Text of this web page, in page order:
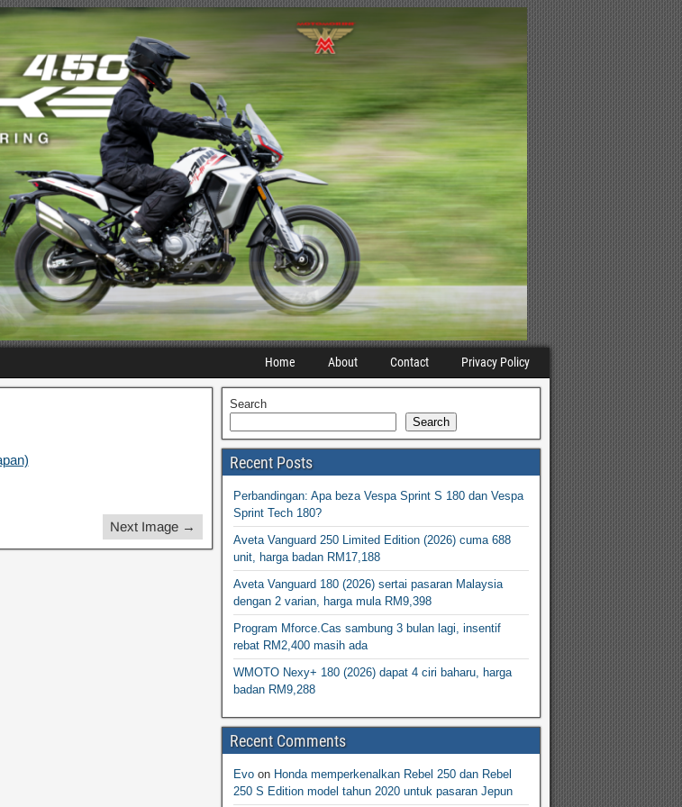
Home About Contact Privacy Policy
Next Image →
Search
Search
Recent Posts
Perbandingan: Apa beza Vespa Sprint S 180 dan Vespa
Sprint Tech 180?
Aveta Vanguard 250 Limited Edition (2026) cuma 688
unit, harga badan RM17,188
Aveta Vanguard 180 (2026) sertai pasaran Malaysia
dengan 2 varian, harga mula RM9,398
Program Mforce.Cas sambung 3 bulan lagi, insentif
rebat RM2,400 masih ada
WMOTO Nexy+ 180 (2026) dapat 4 ciri baharu, harga
badan RM9,288
Recent Comments
Evo on Honda memperkenalkan Rebel 250 dan Rebel
250 S Edition model tahun 2020 untuk pasaran Jepun